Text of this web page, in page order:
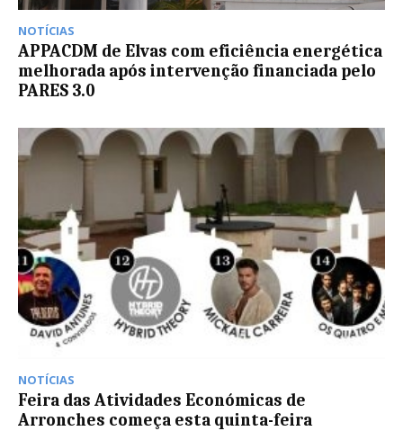
NOTÍCIAS
APPACDM de Elvas com eficiência energética
melhorada após intervenção financiada pelo
PARES 3.0
NOTÍCIAS
Feira das Atividades Económicas de
Arronches começa esta quinta-feira